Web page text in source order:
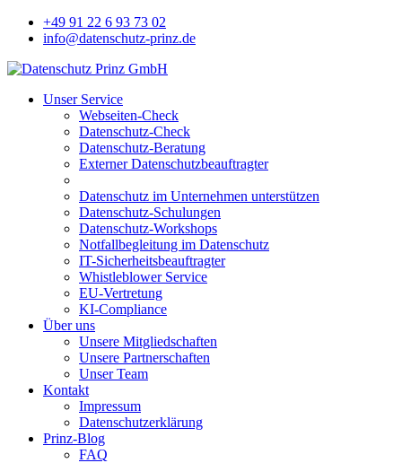
+49 91 22 6 93 73 02
info@datenschutz-prinz.de
Unser Service
Webseiten-Check
Datenschutz-Check
Datenschutz-Beratung
Externer Datenschutzbeauftragter
Datenschutz im Unternehmen unterstützen
Datenschutz-Schulungen
Datenschutz-Workshops
Notfallbegleitung im Datenschutz
IT-Sicherheitsbeauftragter
Whistleblower Service
EU-Vertretung
KI-Compliance
Über uns
Unsere Mitgliedschaften
Unsere Partnerschaften
Unser Team
Kontakt
Impressum
Datenschutzerklärung
Prinz-Blog
FAQ